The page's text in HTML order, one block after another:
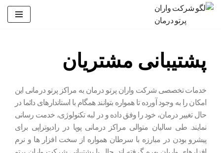
پشتیبانی مشتریان
خدمات تخصصی شرکت واران پرتو درمان به مراکز پرتو درمانی این
امکان را به وجود آورده تا همواره بتوانند همگام با استاندارهای دائما در
حال تغییر درمان، خود را وفق داده و در لبه تکنولوژی، خدمت رسانی
نمایند. طی سالیان متوالی مراکز درمانی پویا در رادیوتراپی برای
پیشرو بودن در مبارزه با سرطان همواره از سخت افزار ها و نرم